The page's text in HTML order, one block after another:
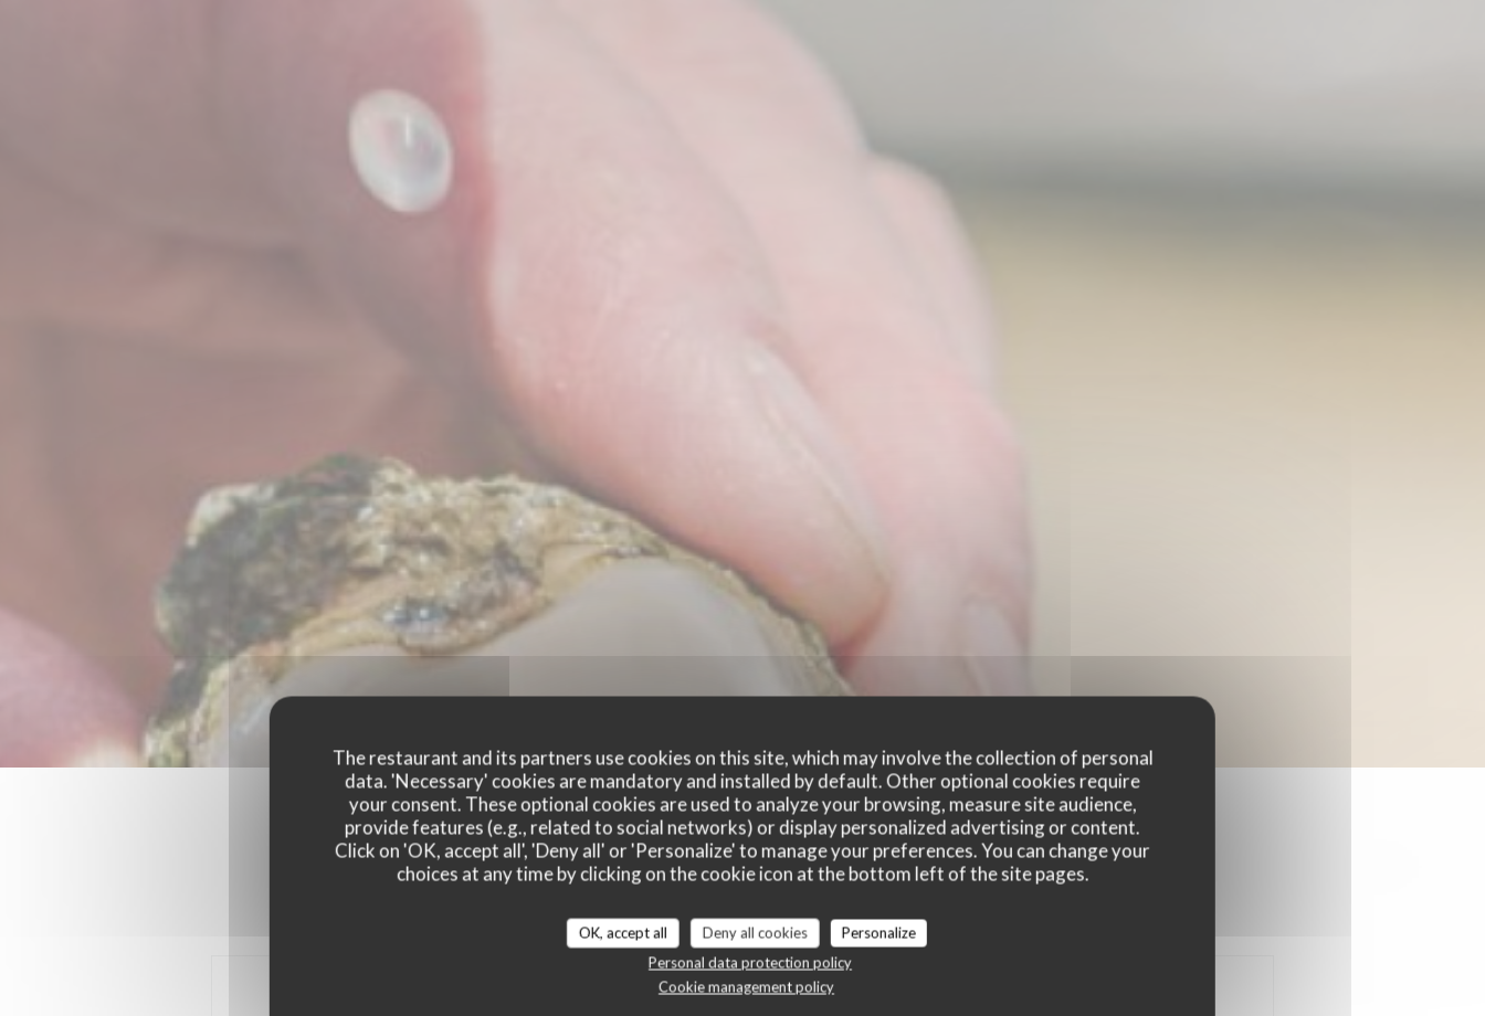
The restaurant and its partners use cookies on this site, which may involve the collection of personal
data. 'Necessary' cookies are mandatory and installed by default. Other optional cookies require
your consent. These optional cookies are used to analyze your browsing, measure site audience,
provide features (e.g., related to social networks) or display personalized advertising or content.
Click on 'OK, accept all', 'Deny all' or 'Personalize' to manage your preferences. You can change your
choices at any time by clicking on the cookie icon at the bottom left of the site pages.
OK, accept all Deny all cookies
Personalize
Personal data protection policy
Cookie management policy
Carte et Menus Carte des Boissons Notre sélection de vins